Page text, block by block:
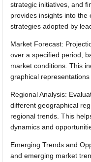
strategic initiatives, and
provides insights into the
strategies adopted by
Market Forecast:
over a specified period,
market conditions. This
graphical
Regional Analysis:
different geographical
regional trends. This
dynamics and
Emerging Trends and
and emerging market